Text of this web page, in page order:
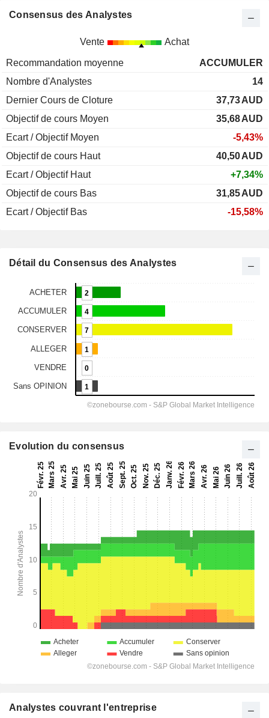
Consensus des Analystes
Vente Achat
Recommandation moyenne
ACCUMULER
Nombre d'Analystes
14
Dernier Cours de Cloture
37,73AUD
Objectif de cours Moyen
35,68AUD
Ecart / Objectif Moyen
-5,43%
Objectif de cours Haut
40,50AUD
Ecart / Objectif Haut
+7,34%
Objectif de cours Bas
31,85AUD
Ecart / Objectif Bas
-15,58%
Détail du Consensus des Analystes
Evolution du consensus
Analystes couvrant l'entreprise